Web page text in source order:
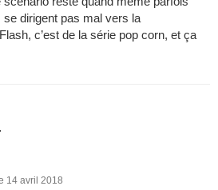
dirigent pas mal vers la
c’est de la série pop corn, et ça
14 avril 2018